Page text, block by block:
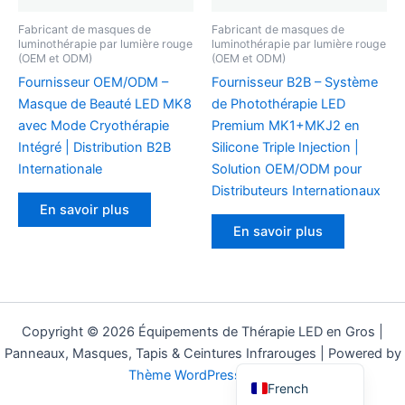
Fabricant de masques de
luminothérapie par lumière rouge
(OEM et ODM)
Fournisseur OEM/ODM –
Masque de Beauté LED MK8
avec Mode Cryothérapie
Intégré | Distribution B2B
Internationale
En savoir plus
Fabricant de masques de
luminothérapie par lumière rouge
(OEM et ODM)
Fournisseur B2B – Système
de Photothérapie LED
Premium MK1+MKJ2 en
Silicone Triple Injection |
Solution OEM/ODM pour
Distributeurs Internationaux
En savoir plus
Copyright © 2026 Équipements de Thérapie LED en Gros |
Panneaux, Masques, Tapis & Ceintures Infrarouges | Powered by
Thème WordPress Astra
French
Estonian
Latvian
Lithuanian
Macedonian
Croatian
Slovenian
Belarusian
Kazakh
Uzbek
Kyrgyz